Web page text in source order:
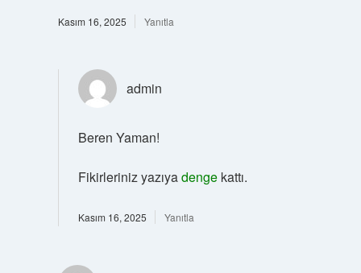
Kasım 16, 2025 Yanıtla
admin
Beren Yaman!
Fikirleriniz yazıyadengekattı.
Kasım 16, 2025 Yanıtla